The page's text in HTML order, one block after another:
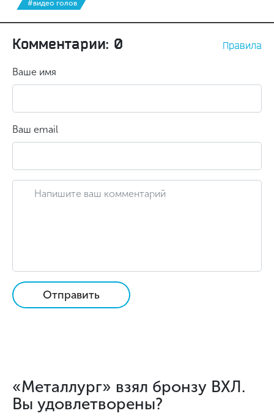
#видео голов
Комментарии: 0 Правила
Ваше имя
Ваш email
Отправить
«Металлург» взял бронзу ВХЛ.
Вы удовлетворены?